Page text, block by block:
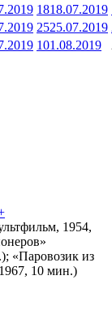
1818.07.2019
2525.07.2019
101.08.2019
1954,
«Паровозик из
10 мин.)